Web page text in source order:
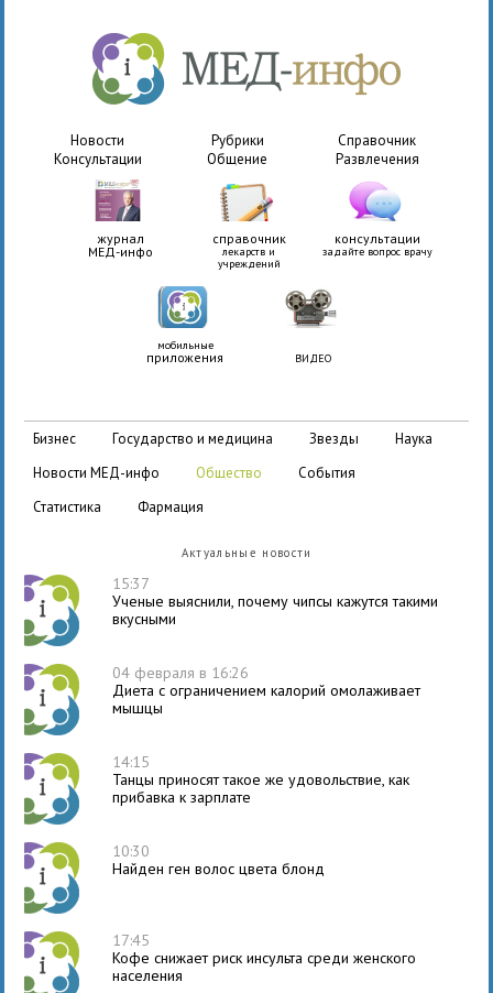
Новости Рубрики
Справочник
Консультации
Общение Развлечения
журнал
МЕД-инфо
справочник
лекарств и
учреждений
консультации
задайте вопрос врачу
мобильные
приложения ВИДЕО
бизнес государство и медицина звезды
наука
новости МЕД-инфо
общество
события
статистика
фармация
Актуальные новости
15:37
Ученые выяснили, почему чипсы кажутся такими
вкусными
04 февраля в 16:26
Диета с ограничением калорий омолаживает
мышцы
14:15
Танцы приносят такое же удовольствие, как
прибавка к зарплате
10:30
Найден ген волос цвета блонд
17:45
Кофе снижает риск инсульта среди женского
населения